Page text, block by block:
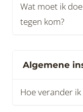
Wat moet ik
tegen kom?
Algemene
Hoe verander